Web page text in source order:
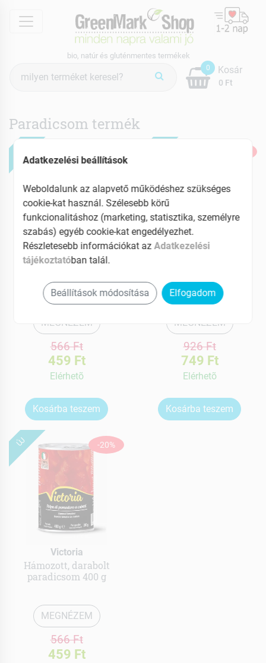
menu
bio, natúr és gluténmentes termékek
keresés
0
0 Ft
Kosár
Paradicsom termék
Victoria
paradicsom 400 g
MEGNÉZEM
566 Ft
459 Ft
Elérhetõ
Kosárba teszem
paradicsom 690 g
MEGNÉZEM
926 Ft
749 Ft
Elérhetõ
Kosárba teszem
-20%
ÚJ
Victoria
Hámozott, darabolt
paradicsom 400 g
MEGNÉZEM
566 Ft
459 Ft
Adatkezelési beállítások
Weboldalunk az alapvető működéshez szükséges
cookie-kat használ. Szélesebb körű
funkcionalitáshoz (marketing, statisztika, személyre
szabás) egyéb cookie-kat engedélyezhet.
Részletesebb információkat az Adatkezelési
tájékoztatóban talál.
Beállítások módosítása Elfogadom